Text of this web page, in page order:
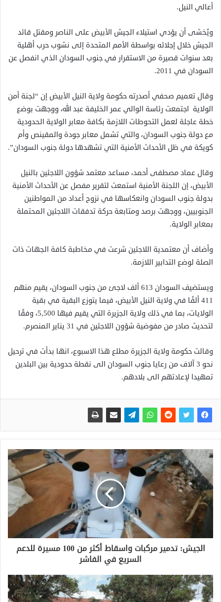
أعالي النيل.
ويُخشى أن يؤدي استيلاء الجيش الأبيض على الناصر ومقتل قائد
الجيش خلال إجلائه بواسطة الأمم المتحدة إلى نشوب حرب أهلية
بعد سنوات قصيرة من الاستقرار في جنوب السودان الذي انفصل عن
السودان في 2011.
وقال تعميم صحفي أصدرته حكومة ولاية النيل الأبيض إن “لجنة أمن
الولاية اجتمعت رئاسة الوالي عمر الخليفة عبد الله، ووجهت بوضع
خطة عاجلة لعمل التحوطات اللازمة بكافة معابر الولاية الحدودية
مع دولة جنوب السودان، والتي تشمل معابر جودة والمقينص وأم
كويكة في ظل الأحداث الأمنية التي تشهدها دولة جنوب السودان”.
وقال عماد مصطفى أحمد، مساعد معتمد شؤون اللاجئين بالنيل
الأبيض، إن اللجنة الأمنية استمعت لتقرير مفصل عن الأحداث الأمنية
بدولة جنوب السودان وانعكاسها في نزوح أعداد من المواطنين
الجنوبيين، ووجهت برصد ومتابعة حركة تدفقات اللاجئين المحتملة
بمعابر الولاية.
وأضاف أن معتمدية اللاجئين شرعت في مخاطبة كافة الجهات ذات
الصلة لوضع التدابير اللازمة.
ويستضيف السودان 613 ألف لاجئ من جنوب السودان، يقيم منهم
411 ألفًا في ولاية النيل الأبيض، فيما يتوزع البقية في بقية
الولايات، بما في ذلك ولاية الجزيرة التي يقيم فيها 5,500، وفقًا
لتحديث صادر من مفوضية شؤون اللاجئين في 31 يناير المنصرم.
وقالت حكومة ولاية الجزيرة مطلع هذا الاسبوع، انها بدأت في ترحيل
نحو 3 آلاف من رعايا جنوب السودان الى نقطة حدودية بين البلدين
تمهيدا لإعادتهم الى بلادهم.
الجيش: تدمير مركبات واسقاط أكثر من 100 مسيرة للدعم
السريع في الفاشر